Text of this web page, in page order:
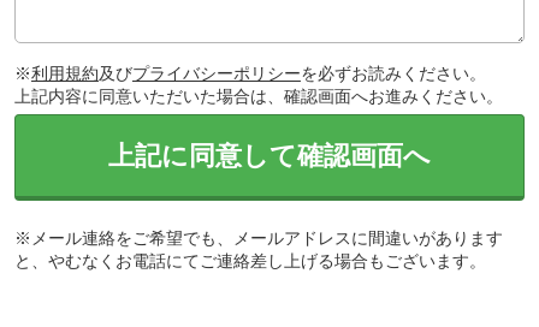
※利用規約及びプライバシーポリシーを必ずお読みください。
上記内容に同意いただいた場合は、確認画面へお進みください。
上記に同意して確認画面へ
※メール連絡をご希望でも、メールアドレスに間違いがあります
と、やむなくお電話にてご連絡差し上げる場合もございます。